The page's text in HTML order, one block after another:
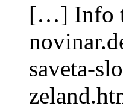
[…] Info
saveta-